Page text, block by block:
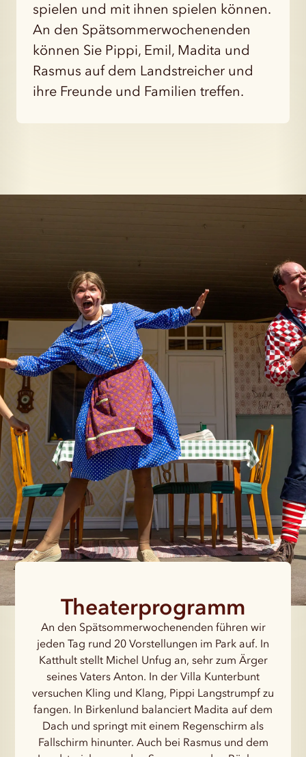
spielen und mit ihnen spielen können.
An den Spätsommerwochenenden
können Sie Pippi, Emil, Madita und
Rasmus auf dem Landstreicher und
ihre Freunde und Familien treffen.
Theaterprogramm
An den Spätsommerwochenenden führen wir
jeden Tag rund 20 Vorstellungen im Park auf. In
Katthult stellt Michel Unfug an, sehr zum Ärger
seines Vaters Anton. In der Villa Kunterbunt
versuchen Kling und Klang, Pippi Langstrumpf zu
fangen. In Birkenlund balanciert Madita auf dem
Dach und springt mit einem Regenschirm als
Fallschirm hinunter. Auch bei Rasmus und dem